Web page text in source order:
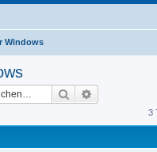
Windows
Suche
3